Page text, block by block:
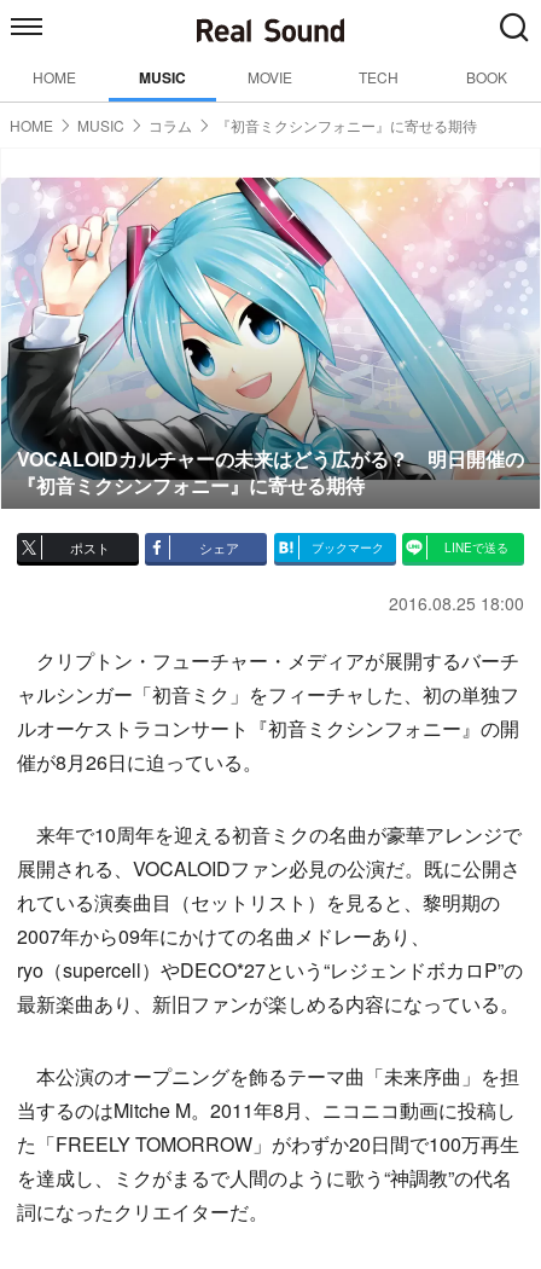
HOME MUSIC MOVIE TECH BOOK
HOME MUSIC コラム 『初音ミクシンフォニー』に寄せる期待
VOCALOIDカルチャーの未来はどう広がる？ 明日開催の
『初音ミクシンフォニー』に寄せる期待
ポスト シェア ブックマーク LINEで送る
2016.08.25 18:00
クリプトン・フューチャー・メディアが展開するバーチ
ャルシンガー「初音ミク」をフィーチャした、初の単独フ
ルオーケストラコンサート『初音ミクシンフォニー』の開
催が8月26日に迫っている。
来年で10周年を迎える初音ミクの名曲が豪華アレンジで
展開される、VOCALOIDファン必見の公演だ。既に公開さ
れている演奏曲目（セットリスト）を見ると、黎明期の
2007年から09年にかけての名曲メドレーあり、
ryo（supercell）やDECO*27という“レジェンドボカロP”の
最新楽曲あり、新旧ファンが楽しめる内容になっている。
本公演のオープニングを飾るテーマ曲「未来序曲」を担
当するのはMitche M。2011年8月、ニコニコ動画に投稿し
た「FREELY TOMORROW」がわずか20日間で100万再生
を達成し、ミクがまるで人間のように歌う“神調教”の代名
詞になったクリエイターだ。